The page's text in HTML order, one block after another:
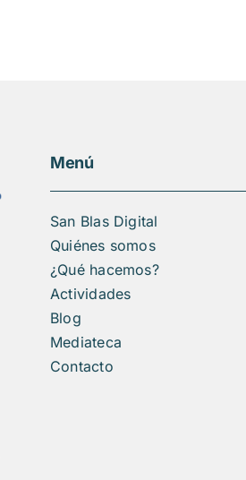
Menú
San Blas Digital
Quiénes somos
¿Qué hacemos?
Actividades
Blog
Mediateca
Contacto